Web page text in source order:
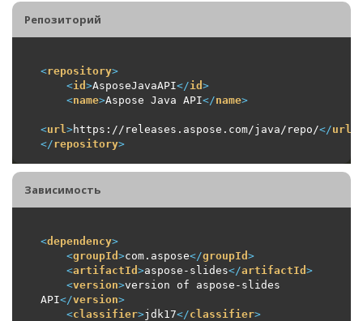
Репозиторий
<repository>
<id >AsposeJavaAPI</id >
<name>Aspose Java API</name>
<url >https://releases.aspose.com/java/repo/</url
</repository>
Зависимость
<dependency>
<groupId >com.aspose</groupId >
<artifactId >aspose-slides</artifactId >
<version>version of aspose-slides
API</version>
<classifier>jdk17</classifier>